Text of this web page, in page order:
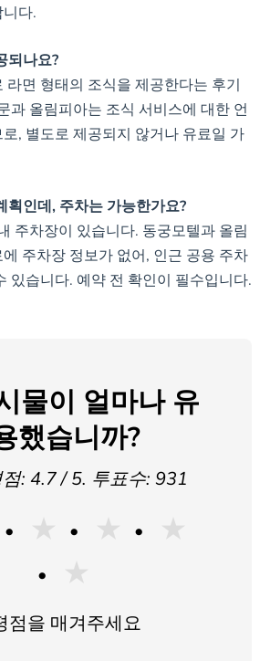
다.
되나요?
라면 형태의 조식을 제공한다는 후기
과 올림피아는 조식 서비스에 대한 언
, 별도로 제공되지 않거나 유료일 가
획인데, 주차는 가능한가요?
주차장이 있습니다. 동궁모텔과 올림
주차장 정보가 없어, 인근 공용 주차
있습니다. 예약 전 확인이 필수입니다.
물이 얼마나 유
했습니까?
: 4.7/ 5. 투표수: 931
★ ★
★
★
점을 매겨주세요